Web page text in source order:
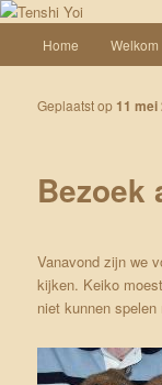
Spring naar de primaire
Tenshi
Een weblog over
Home Welkom
Bezoek
Geplaatst op 11 mei
Vanavond zijn we
kijken. Keiko
niet kunnen